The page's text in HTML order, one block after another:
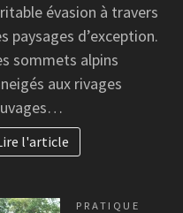
évasion à travers
paysages d’exception.
sommets alpins
aux rivages
l'article
PRATIQUE